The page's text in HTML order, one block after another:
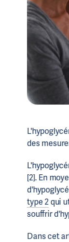
des
[2]. En
type 2qui
souffrir
Dans cet